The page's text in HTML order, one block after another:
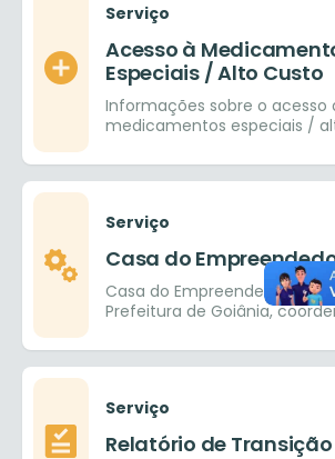
Serviço
Acesso à
Especiais / Alto Custo
Informações sobre o acesso
medicamentos especiais /
Serviço
Casa do
Casa do Empreendedor é um
Prefeitura de Goiânia,
Indústria, Comércio,
em parceria com o SEBRAE.
Serviço
Relatório de Transição